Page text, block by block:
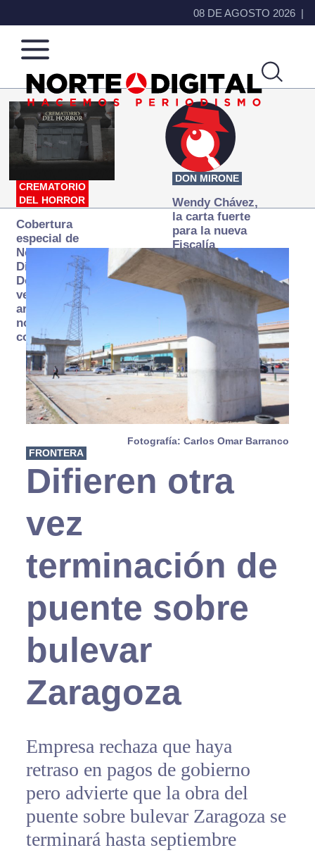
08 DE AGOSTO 2026
Norte
de
Ciudad
Más
que
noticias,
hacemos periodismo
CREMATORIO
DEL HORROR
Cobertura
especial de
Norte
Digital:
Donde la
verdad
arde… pero
no se
consume
DON MIRONE
Wendy Chávez,
la carta fuerte
para la nueva
Fiscalía
autónoma
Fotografía: Carlos Omar Barranco
FRONTERA
Difieren otra
vez
terminación de
puente sobre
bulevar
Zaragoza
Empresa rechaza que haya
retraso en pagos de gobierno
pero advierte que la obra del
puente sobre bulevar Zaragoza se
terminará hasta septiembre